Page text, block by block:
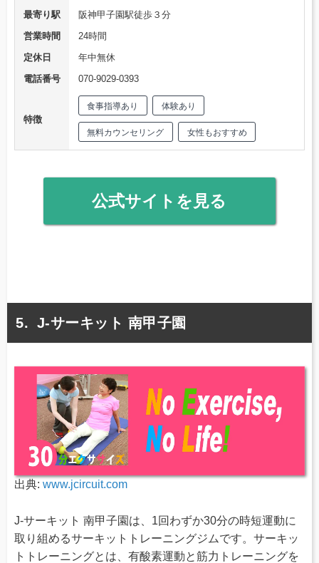
最寄り駅
阪神甲子園駅徒歩３分
営業時間
24時間
定休日
年中無休
電話番号
070-9029-0393
特徴
食事指導あり 体験あり
無料カウンセリング 女性もおすすめ
公式サイトを見る
J-サーキット 南甲子園
出典: www.jcircuit.com
J-サーキット 南甲子園は、1回わずか30分の時短運動に
取り組めるサーキットトレーニングジムです。サーキッ
トトレーニングとは、有酸素運動と筋力トレーニングを